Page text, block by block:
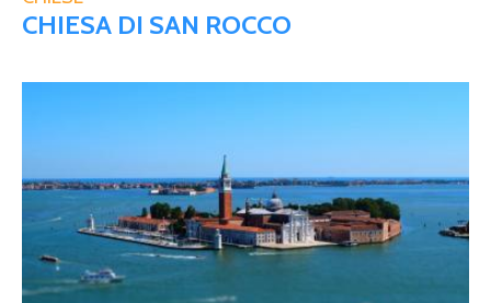
CHIESA DI SAN ROCCO